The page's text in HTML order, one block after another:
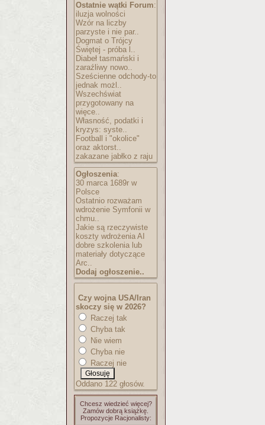
Ostatnie wątki Forum:
iluzja wolności
Wzór na liczby
parzyste i nie par..
Dogmat o Trójcy
Świętej - próba l..
Diabeł tasmański i
zaraźliwy nowo..
Sześcienne odchody-to
jednak możl..
Wszechświat
przygotowany na
więce..
Własność, podatki i
kryzys: syste..
Football i "okolice"
oraz aktorst..
zakazane jabłko z raju
Ogłoszenia:
30 marca 1689r w
Polsce
Ostatnio rozważam
wdrożenie Symfonii w
chmu..
Jakie są rzeczywiste
koszty wdrożenia AI
dobre szkolenia lub
materiały dotyczące
Arc..
Dodaj ogłoszenie..
Czy wojna USA/Iran
skoczy się w 2026?
Raczej tak
Chyba tak
Nie wiem
Chyba nie
Raczej nie
Oddano 122 głosów.
Chcesz wiedzieć więcej?
Zamów dobrą książkę.
Propozycje Racjonalisty: